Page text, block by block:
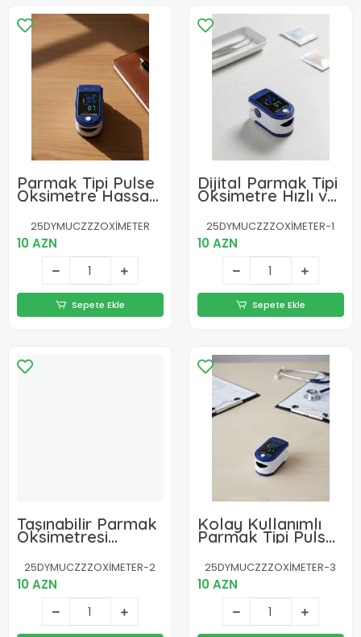
Parmak Tipi Pulse
Oksimetre Hassas
Ölçüm Taşınabilir
Sağlık Cihazı
25DYMUCZZZOXİMETER
10 AZN
Sepete Ekle
Dijital Parmak Tipi
Oksimetre Hızlı ve
Doğru Oksijen
Ölçümü
25DYMUCZZZOXİMETER-1
10 AZN
Sepete Ekle
Taşınabilir Parmak
Oksimetresi
Güvenilir Oksijen
Doygunluk Ölçer
25DYMUCZZZOXİMETER-2
10 AZN
Kolay Kullanımlı
Parmak Tipi Pulse
Oksimetre Ev Tipi
Kullanım
25DYMUCZZZOXİMETER-3
10 AZN